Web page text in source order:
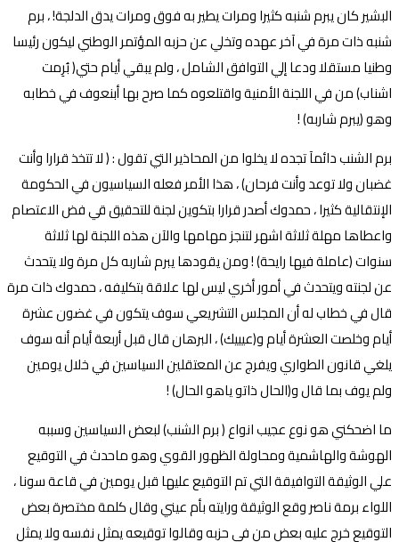
البشير كان يبرم شنبه كثيرا ومرات يطير به فوق ومرات يدق الدلجة! ، برم
شنبه ذات مرة في آخر عهده وتخلي عن حزبه المؤتمر الوطني ليكون رئيسا
وطنيا مستقلا ودعا إلي التوافق الشامل ، ولم يبقي أيام حتي( بُرِمت
اشناب) من في اللجنة الأمنية واقتلعوه كما صرح بها أبنعوف في خطابه
وهو (يبرم شاربه) !
برم الشنب دائمآ تجده لا يخلوا من المحاذير التي تقول : ( لا تتخذ قرارا وأنت
غضبان ولا توعد وأنت فرحان) ، هذا الأمر فعله السياسيون في الحكومة
الإنتقالية كثيرا ، حمدوك أصدر قرارا بتكوين لجنة للتحقيق قي فض الاعتصام
واعطاها مهلة ثلاثة اشهر لتنجز مهامها والآن هذه اللجنة لها ثلاثة
سنوات (عاملة فيها رايحة) ! ومن يقودها يبرم شاربه كل مرة ولا يتحدث
عن لجنته ويتحدث في أمور أخري ليس لها علاقة بتكليفه ، حمدوك ذات مرة
قال في خطاب له أن المجلس التشريعي سوف يتكون في غضون عشرة
أيام وخلصت العشرة أيام و(عيييك) ، البرهان قال قبل أربعة أيام أنه سوف
يلغي قانون الطواري ويفرج عن المعتقلين السياسين في خلال يومين
ولم يوف بما قال و(الحال ذاتو ياهو الحال) !
ما اضحكني هو نوع عجيب انواع ( برم الشنب) لبعض السياسين وسببه
الهوشة والهاشمية ومحاولة الظهور القوي وهو ماحدث في التوقيع
علي الوثيقة التوافيقة التي تم التوقيع عليها قبل يومين في قاعة سونا ،
اللواء برمة ناصر وقع الوثيقة ورايته بأم عيني وقال كلمة مختصرة بعض
التوقيع خرج عليه بعض من في حزبه وقالوا توقيعه يمثل نفسه ولا يمثل